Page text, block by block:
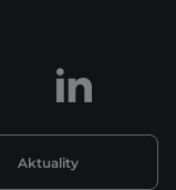
Aktuality
LinkedIn